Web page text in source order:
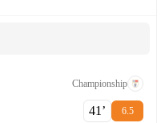
Championship
41‎’‎ 6.5